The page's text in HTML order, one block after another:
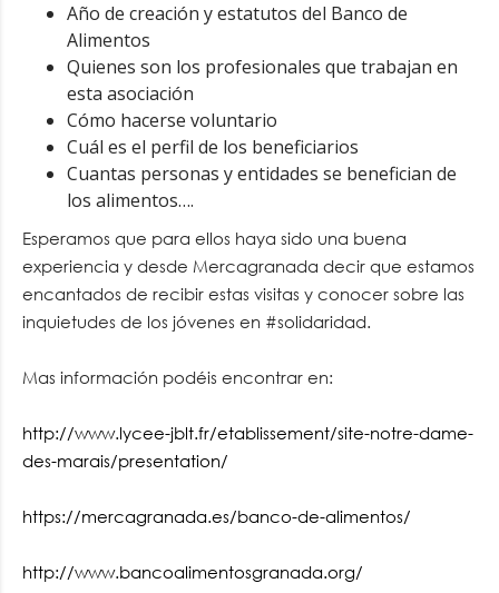
Año de creación y estatutos del Banco de
Alimentos
Quienes son los profesionales que trabajan en
esta asociación
Cómo hacerse voluntario
Cuál es el perfil de los beneficiarios
Cuantas personas y entidades se benefician de
los alimentos….
Esperamos que para ellos haya sido una buena
experiencia y desde Mercagranada decir que estamos
encantados de recibir estas visitas y conocer sobre las
inquietudes de los jóvenes en #solidaridad.
Mas información podéis encontrar en:
http://www.lycee-jblt.fr/etablissement/site-notre-dame-
des-marais/presentation/
https://mercagranada.es/banco-de-alimentos/
http://www.bancoalimentosgranada.org/